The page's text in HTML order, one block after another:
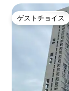
ゲストチョイス
ゲストチョイス